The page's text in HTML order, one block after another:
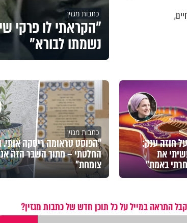
כתבות מגזין
"הקראתי לו פרקי
נשמתו לבורא"
חוזה ענק:
את
באמת"
כתבות מגזין
"הפוסט טראומה ריסקה אותי.
החלטתי – מתוך השבר הזה
צומחת"
התראה במייל על כל תוכן חדש של כתבות מגזין?